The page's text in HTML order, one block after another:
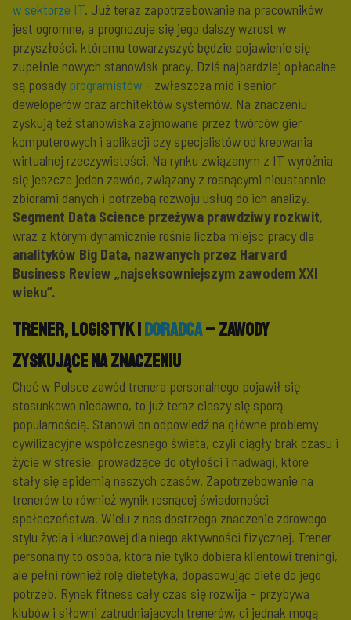
w sektorze IT. Już teraz zapotrzebowanie na pracowników
jest ogromne, a prognozuje się jego dalszy wzrost w
przyszłości, któremu towarzyszyć będzie pojawienie się
zupełnie nowych stanowisk pracy. Dziś najbardziej opłacalne
są posady programistów – zwłaszcza mid i senior
deweloperów oraz architektów systemów. Na znaczeniu
zyskują też stanowiska zajmowane przez twórców gier
komputerowych i aplikacji czy specjalistów od kreowania
wirtualnej rzeczywistości. Na rynku związanym z IT wyróżnia
się jeszcze jeden zawód, związany z rosnącymi nieustannie
zbiorami danych i potrzebą rozwoju usług do ich analizy.
Segment Data Science przeżywa prawdziwy rozkwit,
wraz z którym dynamicznie rośnie liczba miejsc pracy dla
analityków Big Data, nazwanych przez Harvard
Business Review „najseksowniejszym zawodem XXI
wieku”.
Trener, logistyk idoradca– zawody
zyskujące na znaczeniu
Choć w Polsce zawód trenera personalnego pojawił się
stosunkowo niedawno, to już teraz cieszy się sporą
popularnością. Stanowi on odpowiedź na główne problemy
cywilizacyjne współczesnego świata, czyli ciągły brak czasu i
życie w stresie, prowadzące do otyłości i nadwagi, które
stały się epidemią naszych czasów. Zapotrzebowanie na
trenerów to również wynik rosnącej świadomości
społeczeństwa. Wielu z nas dostrzega znaczenie zdrowego
stylu życia i kluczowej dla niego aktywności fizycznej. Trener
personalny to osoba, która nie tylko dobiera klientowi treningi,
ale pełni również rolę dietetyka, dopasowując dietę do jego
potrzeb. Rynek fitness cały czas się rozwija – przybywa
klubów i siłowni zatrudniających trenerów, ci jednak mogą